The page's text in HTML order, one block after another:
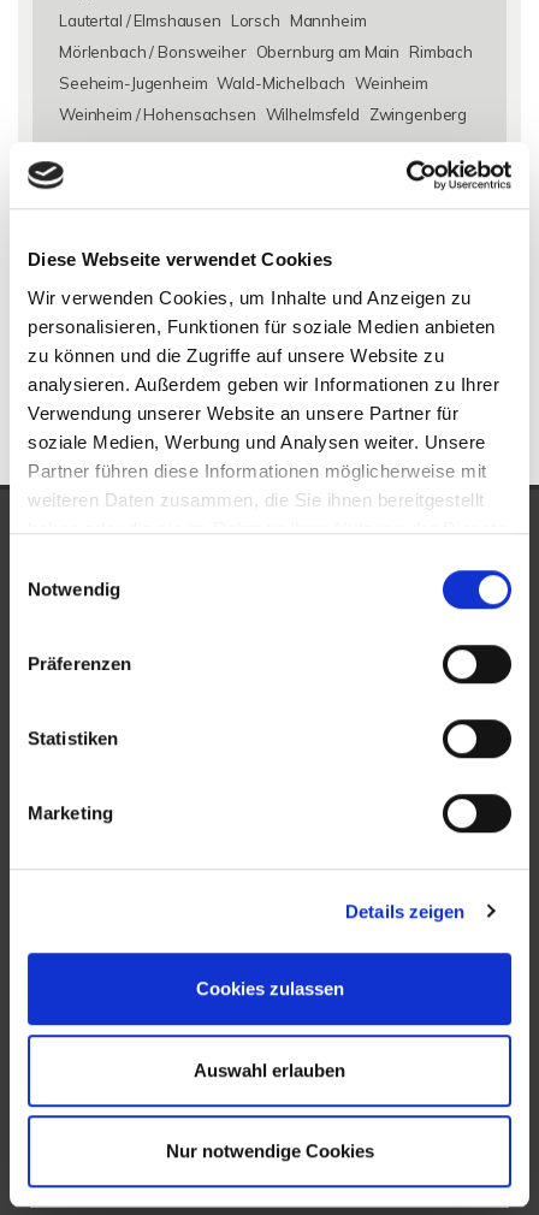
Diese Webseite verwendet Cookies
Wir verwenden Cookies, um Inhalte und Anzeigen zu
personalisieren, Funktionen für soziale Medien anbieten
zu können und die Zugriffe auf unsere Website zu
analysieren. Außerdem geben wir Informationen zu Ihrer
Verwendung unserer Website an unsere Partner für
soziale Medien, Werbung und Analysen weiter. Unsere
Partner führen diese Informationen möglicherweise mit
weiteren Daten zusammen, die Sie ihnen bereitgestellt
haben oder die sie im Rahmen Ihrer Nutzung der Dienste
Notwendig
Präferenzen
Statistiken
Marketing
Details zeigen
Cookies zulassen
Auswahl erlauben
Nur notwendige Cookies
Lautertal / Elmshausen
Lorsch
Mannheim
Mörlenbach / Bonsweiher Obernburg am Main
Rimbach
Seeheim-Jugenheim Wald-Michelbach Weinheim
Weinheim / Hohensachsen Wilhelmsfeld Zwingenberg
Eigentumswohnungen Alsbach-Hähnlein
Eigentumswohnung
Alsbach-Hähnlein
Immo Alsbach-Hähnlein
Wohnungen
Wohnungssuche Alsbach-Hähnlein
Wohnungsanzeigen
Alsbach-Hähnlein
Wohnung Alsbach-Hähnlein
kaufen
Alsbach-Hähnlein
Immobilie Alsbach-Hähnlein
Immobilien
Alsbach-Hähnlein
Immobilienkauf Alsbach-Hähnlein
UNSERE AUSZEICHNUNGEN
KONTAKT
New Place Immobilien
64646 Heppenheim
Tel.:+49 6252-305 89 41
E-Mail:info@new-place-immobilien.com
www.new-place-immobilien.com